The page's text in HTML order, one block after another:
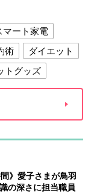
マート家電
術
ダイエット
トグッズ
》愛子さまが鳥羽
の深さに担当職員